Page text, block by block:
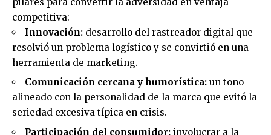
competitiva:
Innovación: desarrollo del rastreador digital que
resolvió un problema logístico y se convirtió en una
herramienta de marketing.
Comunicación cercana y humorística: un tono
alineado con la personalidad de la marca que evitó la
seriedad excesiva típica en crisis.
Participación del consumidor: involucrar a la